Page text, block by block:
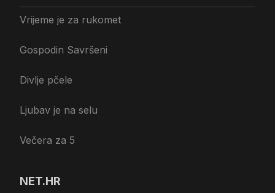
Vrijeme je za rukomet
Gospodin Savršeni
Divlje pčele
Ljubav je na selu
Večera za 5
NET.HR